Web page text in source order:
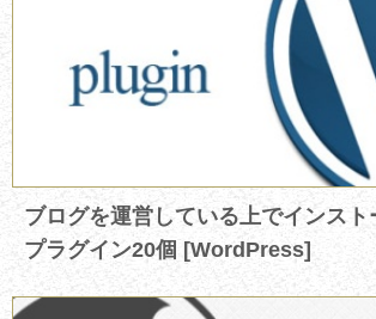
ブログを運営している上でインス
プラグイン20個 [WordPress]